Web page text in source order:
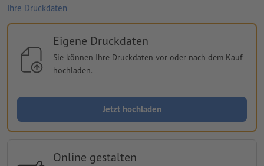
Ihre Druckdaten
Eigene Druckdaten
Sie können Ihre Druckdaten vor oder nach dem Kauf
hochladen.
Jetzt hochladen
Online gestalten